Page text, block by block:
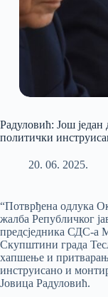
Радуловић: Још
политички
20. 06. 2025.
“Потврђена одлука
жалба Републичког
предсједника СДС-а
Скупштини града
хапшење и
инструисано и
Јовица Радуловић.